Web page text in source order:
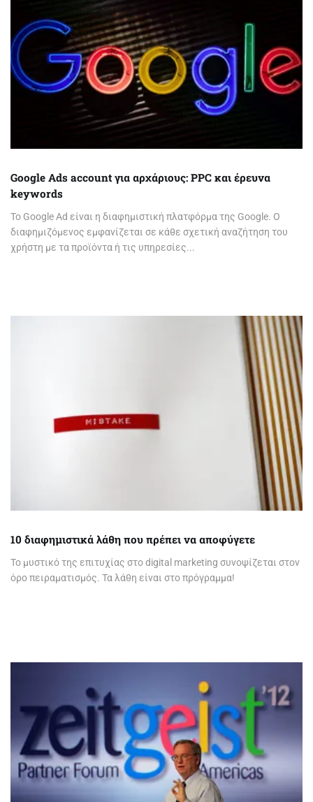
Google Ads account για αρχάριους: PPC και έρευνα
keywords
Το Google Ad είναι η διαφημιστική πλατφόρμα της Google. O
διαφημιζόμενος εμφανίζεται σε κάθε σχετική αναζήτηση του
χρήστη με τα προϊόντα ή τις υπηρεσίες...
10 διαφημιστικά λάθη που πρέπει να αποφύγετε
Το μυστικό της επιτυχίας στο digital marketing συνοψίζεται στον
όρο πειραματισμός. Τα λάθη είναι στο πρόγραμμα!